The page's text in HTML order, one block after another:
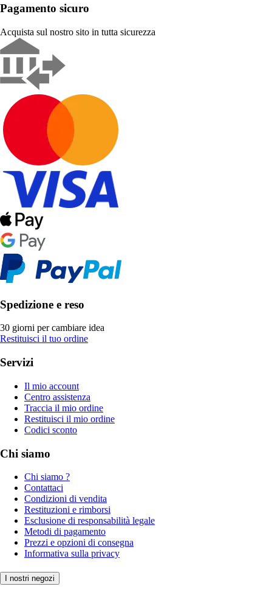
Pagamento sicuro
Acquista sul nostro sito in tutta sicurezza
Spedizione e reso
30 giorni per cambiare idea
Restituisci il tuo ordine
Servizi
Il mio account
Centro assistenza
Traccia il mio ordine
Restituisci il mio ordine
Codici sconto
Chi siamo
Chi siamo ?
Contattaci
Condizioni di vendita
Restituzioni e rimborsi
Esclusione di responsabilità legale
Metodi di pagamento
Prezzi e opzioni di consegna
Informativa sulla privacy
I nostri negozi